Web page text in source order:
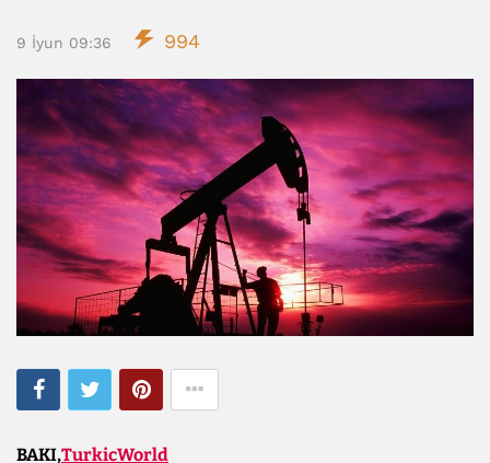
9 İyun 09:36 994
BAKI,TurkicWorld